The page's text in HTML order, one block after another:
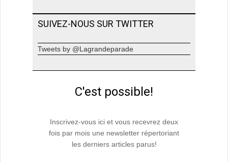
SUIVEZ-NOUS SUR TWITTER
Tweets by @Lagrandeparade
C'est possible!
Inscrivez-vous ici et vous recevrez deux
fois par mois une newsletter répertoriant
les derniers articles parus!